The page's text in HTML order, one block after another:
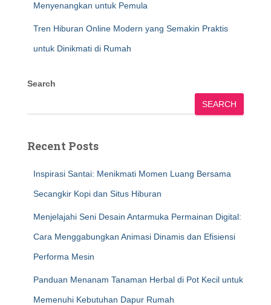
Menyenangkan untuk Pemula
Tren Hiburan Online Modern yang Semakin Praktis
untuk Dinikmati di Rumah
Search
SEARCH
Recent Posts
Inspirasi Santai: Menikmati Momen Luang Bersama
Secangkir Kopi dan Situs Hiburan
Menjelajahi Seni Desain Antarmuka Permainan Digital:
Cara Menggabungkan Animasi Dinamis dan Efisiensi
Performa Mesin
Panduan Menanam Tanaman Herbal di Pot Kecil untuk
Memenuhi Kebutuhan Dapur Rumah